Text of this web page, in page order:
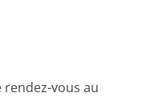
vous au